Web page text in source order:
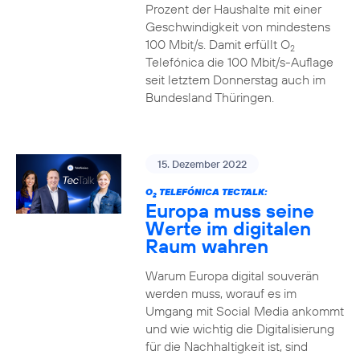
Prozent der Haushalte mit einer
Geschwindigkeit von mindestens
100 Mbit/s. Damit erfüllt O2
Telefónica die 100 Mbit/s-Auflage
seit letztem Donnerstag auch im
Bundesland Thüringen.
15. Dezember 2022
O2TELEFÓNICA TECTALK:
Europa muss seine
Werte im digitalen
Raum wahren
Warum Europa digital souverän
werden muss, worauf es im
Umgang mit Social Media ankommt
und wie wichtig die Digitalisierung
für die Nachhaltigkeit ist, sind